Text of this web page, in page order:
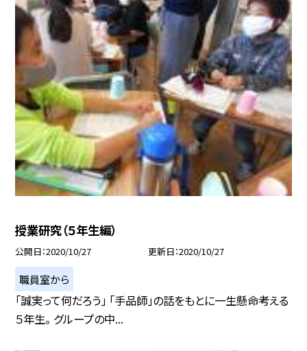
授業研究（５年生編）
公開日 2020/10/27 更新日 2020/10/27
職員室から
「誠実って何だろう」 「手品師」の話をもとに一生懸命考える
５年生。 グループの中...